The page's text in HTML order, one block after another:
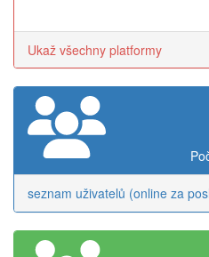
Ukaž všechny platformy
seznam uživatelů (online za